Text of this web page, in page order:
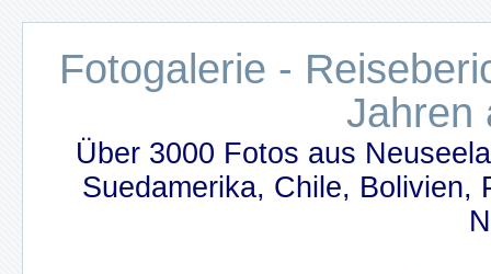
Fotogalerie -
Jahren
Über 3000 Fotos aus
Suedamerika, Chile, Bolivien,